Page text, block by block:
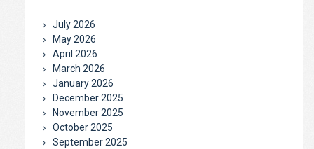
July 2026
May 2026
April 2026
March 2026
January 2026
December 2025
November 2025
October 2025
September 2025